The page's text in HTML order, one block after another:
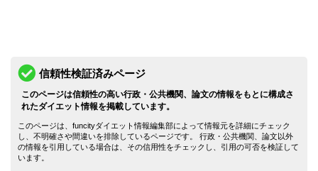
信頼性検証済みページ
このページは信頼性の高い行政・公共機関、論文の情報をもとに構成さ
れたダイエット情報を掲載しています。
このページは、funcityダイエット情報編集部によって情報元を詳細にチェック
し、不明確さや間違いを排除しているページです。 行政・公共機関、論文以外
の情報を引用している場合は、その信用性をチェックし、引用の可否を検証して
います。